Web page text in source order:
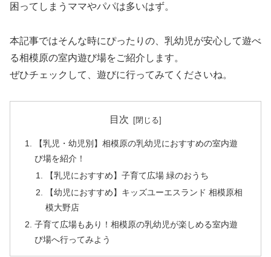
困ってしまうママやパパは多いはず。
本記事ではそんな時にぴったりの、乳幼児が安心して遊べ
る相模原の室内遊び場をご紹介します。
ぜひチェックして、遊びに行ってみてくださいね。
目次
【乳児・幼児別】相模原の乳幼児におすすめの室内遊
び場を紹介！
【乳児におすすめ】子育て広場 緑のおうち
【幼児におすすめ】キッズユーエスランド 相模原相
模大野店
子育て広場もあり！相模原の乳幼児が楽しめる室内遊
び場へ行ってみよう